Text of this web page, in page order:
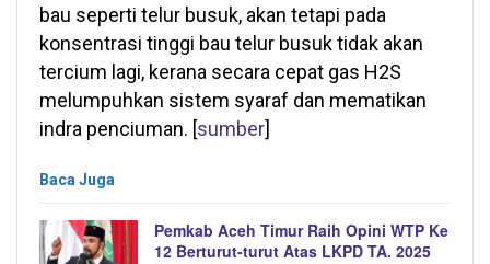
bau seperti telur busuk, akan tetapi pada
konsentrasi tinggi bau telur busuk tidak akan
tercium lagi, kerana secara cepat gas H2S
melumpuhkan sistem syaraf dan mematikan
indra penciuman. [sumber]
Baca Juga
Pemkab Aceh Timur Raih Opini WTP Ke
12 Berturut-turut Atas LKPD TA. 2025